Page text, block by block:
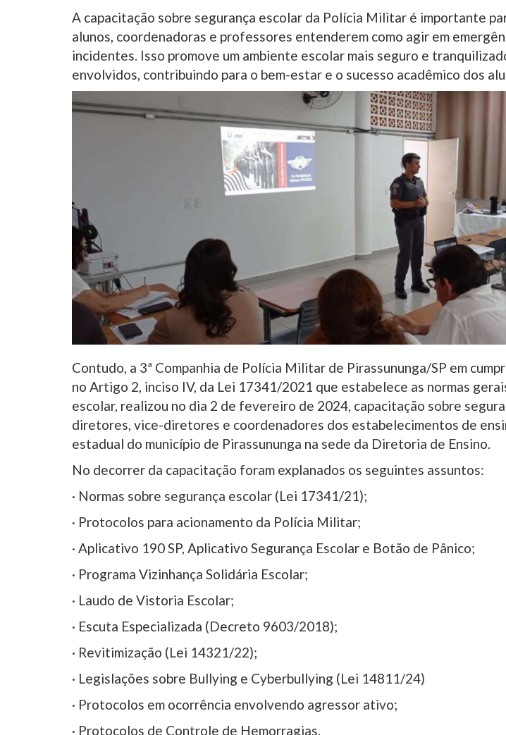
A capacitação sobre segurança escolar da Polícia Militar é importante
alunos, coordenadoras e professores entenderem como agir em
incidentes. Isso promove um ambiente escolar mais seguro e
envolvidos, contribuindo para o bem-estar e o sucesso acadêmico dos
Contudo, a 3ª Companhia de Polícia Militar de Pirassununga/SP em
no Artigo 2, inciso IV, da Lei 17341/2021 que estabelece as normas
escolar, realizou no dia 2 de fevereiro de 2024, capacitação sobre
diretores, vice-diretores e coordenadores dos estabelecimentos de
estadual do município de Pirassununga na sede da Diretoria de Ensino.
No decorrer da capacitação foram explanados os seguintes assuntos:
· Normas sobre segurança escolar (Lei 17341/21);
· Protocolos para acionamento da Polícia Militar;
· Aplicativo 190 SP, Aplicativo Segurança Escolar e Botão de Pânico;
· Programa Vizinhança Solidária Escolar;
· Laudo de Vistoria Escolar;
· Escuta Especializada (Decreto 9603/2018);
· Revitimização (Lei 14321/22);
· Legislações sobre Bullying e Cyberbullying (Lei 14811/24)
· Protocolos em ocorrência envolvendo agressor ativo;
· Protocolos de Controle de Hemorragias.